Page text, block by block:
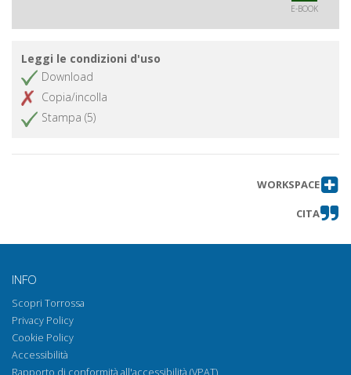
E-BOOK
Leggi le condizioni d'uso
Download
Copia/incolla
Stampa (5)
WORKSPACE
CITA
INFO
Scopri Torrossa
Privacy Policy
Cookie Policy
Accessibilità
Rapporto di conformità all'accessibilità (VPAT)